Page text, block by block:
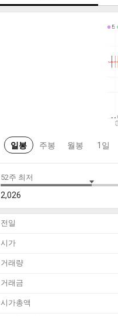
일봉 주봉 월봉 1일
52주 최저
2,026
전일
시가
거래량
거래금
시가총액